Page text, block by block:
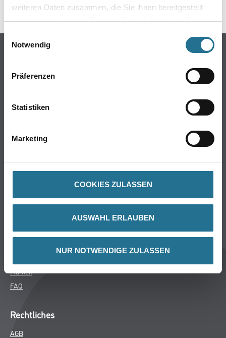
weiteren Daten zusammen, die Sie ihnen bereitgestellt
haben oder die sie im Rahmen Ihrer Nutzung der Dienste
Einwilligungsauswahl
Notwendig
Präferenzen
Statistiken
Marketing
COOKIES ZULASSEN
AUSWAHL ERLAUBEN
NUR NOTWENDIGE ZULASSEN
Online-Shop
Putze- und Spachtelmassen
Wand- & Deckenbeläge
CMS Gruppe
Aktuelles
Marken
FAQ
Rechtliches
AGB